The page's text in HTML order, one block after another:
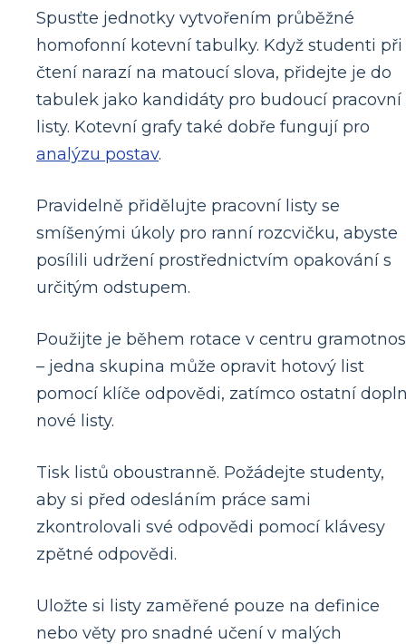
Spusťte jednotky vytvořením průběžné
homofonní kotevní tabulky. Když studenti při
čtení narazí na matoucí slova, přidejte je do
tabulek jako kandidáty pro budoucí pracovní
listy. Kotevní grafy také dobře fungují pro
analýzu postav.
Pravidelně přidělujte pracovní listy se
smíšenými úkoly pro ranní rozcvičku, abyste
posílili udržení prostřednictvím opakování s
určitým odstupem.
Použijte je během rotace v centru
– jedna skupina může opravit hotový list
pomocí klíče odpovědi, zatímco ostatní
nové listy.
Tisk listů oboustranně. Požádejte studenty,
aby si před odesláním práce sami
zkontrolovali své odpovědi pomocí klávesy
zpětné odpovědi.
Uložte si listy zaměřené pouze na definice
nebo věty pro snadné učení v malých